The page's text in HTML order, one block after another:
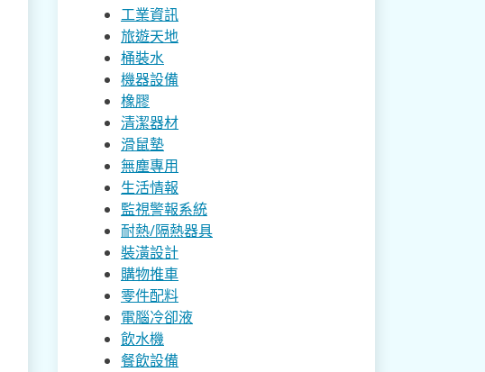
工業資訊
旅遊天地
桶裝水
機器設備
橡膠
清潔器材
滑鼠墊
無塵專用
生活情報
監視警報系統
耐熱/隔熱器具
裝潢設計
購物推車
零件配料
電腦冷卻液
飲水機
餐飲設備